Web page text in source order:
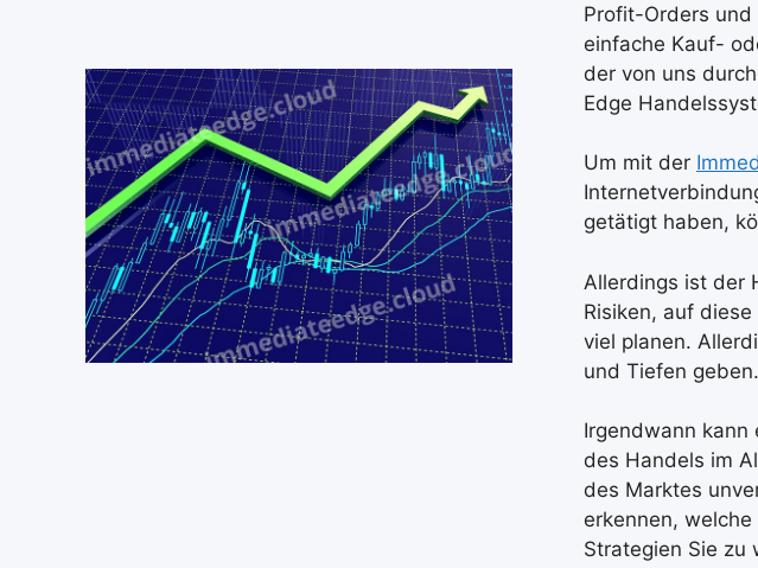
Profit-Orders
einfache Kauf-
der von uns
Edge
Um mit der
getätigt haben,
Allerdings ist der
Risiken, auf
viel planen.
und Tiefen geben.
Irgendwann kann
des Handels im
des Marktes
erkennen,
Strategien Sie zu